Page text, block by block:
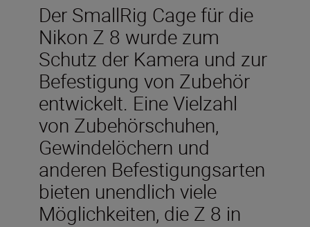
Der SmallRig Cage für die
Nikon Z 8 wurde zum
Schutz der Kamera und zur
Befestigung von Zubehör
entwickelt. Eine Vielzahl
von Zubehörschuhen,
Gewindelöchern und
anderen Befestigungsarten
bieten unendlich viele
Möglichkeiten, die Z 8 in